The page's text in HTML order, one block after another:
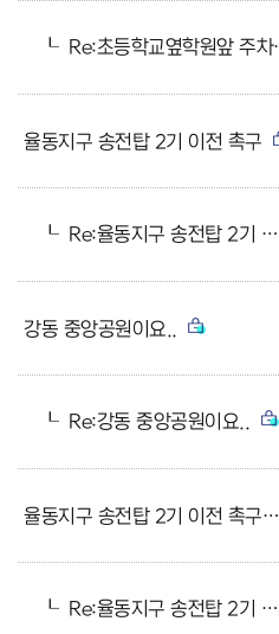
┖ Re:초등학교옆학원앞 주차 아이들의 안전이위협받고있어요
율동지구 송전탑 2기 이전 촉구
┖ Re:율동지구 송전탑 2기 이전 촉구
강동 중앙공원이요..
┖ Re:강동 중앙공원이요..
율동지구 송전탑 2기 이전 촉구합니다
┖ Re:율동지구 송전탑 2기 이전 촉구합니다